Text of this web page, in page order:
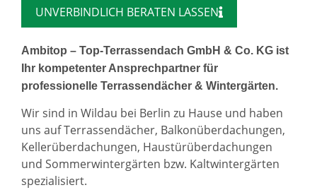
UNVERBINDLICH BERATEN LASSEN
Ambitop – Top-Terrassendach GmbH & Co. KG ist
Ihr kompetenter Ansprechpartner für
professionelle Terrassendächer & Wintergärten.
Wir sind in Wildau bei Berlin zu Hause und haben
uns auf Terrassendächer, Balkonüberdachungen,
Kellerüberdachungen, Haustürüberdachungen
und Sommerwintergärten bzw. Kaltwintergärten
spezialisiert.